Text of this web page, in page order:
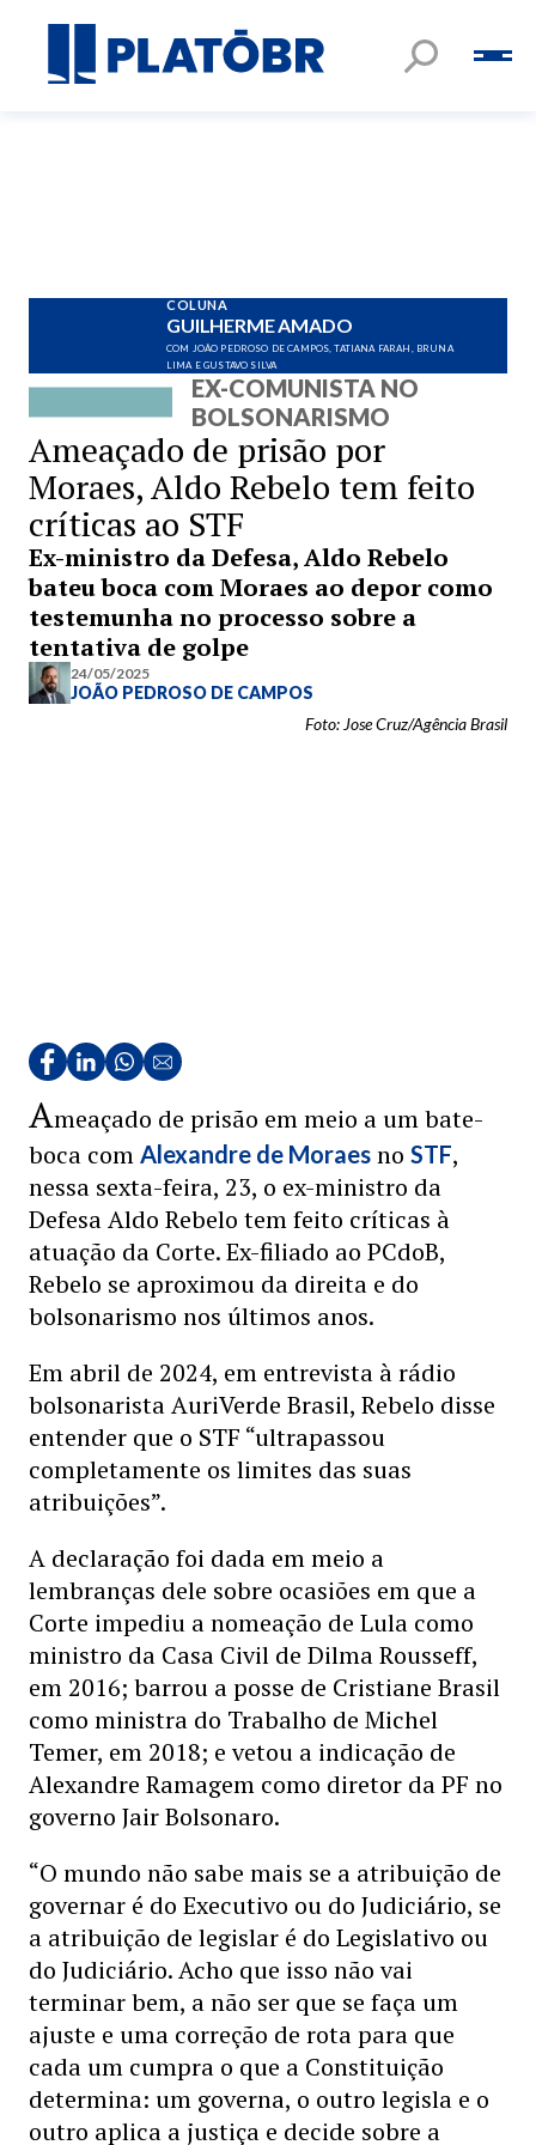
COLUNA
GUILHERME AMADO
COM JOÃO PEDROSO DE CAMPOS, TATIANA FARAH, BRUNA
LIMA E GUSTAVO SILVA
EX-COMUNISTA NO
BOLSONARISMO
Ameaçado de prisão por
Moraes, Aldo Rebelo tem feito
críticas ao STF
Ex-ministro da Defesa, Aldo Rebelo
bateu boca com Moraes ao depor como
testemunha no processo sobre a
tentativa de golpe
24/05/2025
JOÃO PEDROSO DE CAMPOS
Foto: Jose Cruz/Agência Brasil
Ameaçado de prisão em meio a um bate-
boca com Alexandre de Moraes no STF,
nessa sexta-feira, 23, o ex-ministro da
Defesa Aldo Rebelo tem feito críticas à
atuação da Corte. Ex-filiado ao PCdoB,
Rebelo se aproximou da direita e do
bolsonarismo nos últimos anos.
Em abril de 2024, em entrevista à rádio
bolsonarista AuriVerde Brasil, Rebelo disse
entender que o STF “ultrapassou
completamente os limites das suas
atribuições”.
A declaração foi dada em meio a
lembranças dele sobre ocasiões em que a
Corte impediu a nomeação de Lula como
ministro da Casa Civil de Dilma Rousseff,
em 2016; barrou a posse de Cristiane Brasil
como ministra do Trabalho de Michel
Temer, em 2018; e vetou a indicação de
Alexandre Ramagem como diretor da PF no
governo Jair Bolsonaro.
“O mundo não sabe mais se a atribuição de
governar é do Executivo ou do Judiciário, se
a atribuição de legislar é do Legislativo ou
do Judiciário. Acho que isso não vai
terminar bem, a não ser que se faça um
ajuste e uma correção de rota para que
cada um cumpra o que a Constituição
determina: um governa, o outro legisla e o
outro aplica a justiça e decide sobre a